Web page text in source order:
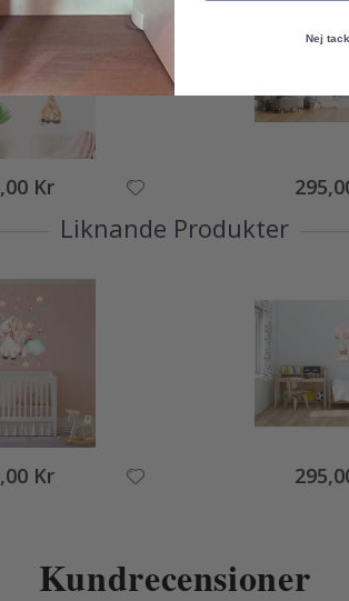
Kr
Liknande Produkter
Kr
Kundrecensioner
Nej